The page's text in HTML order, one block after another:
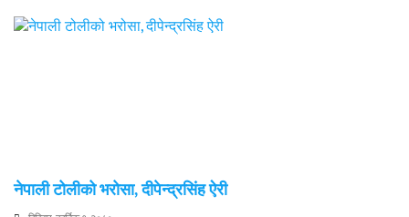
नेपाली टोलीको भरोसा, दीपेन्द्रसिंह ऐरी